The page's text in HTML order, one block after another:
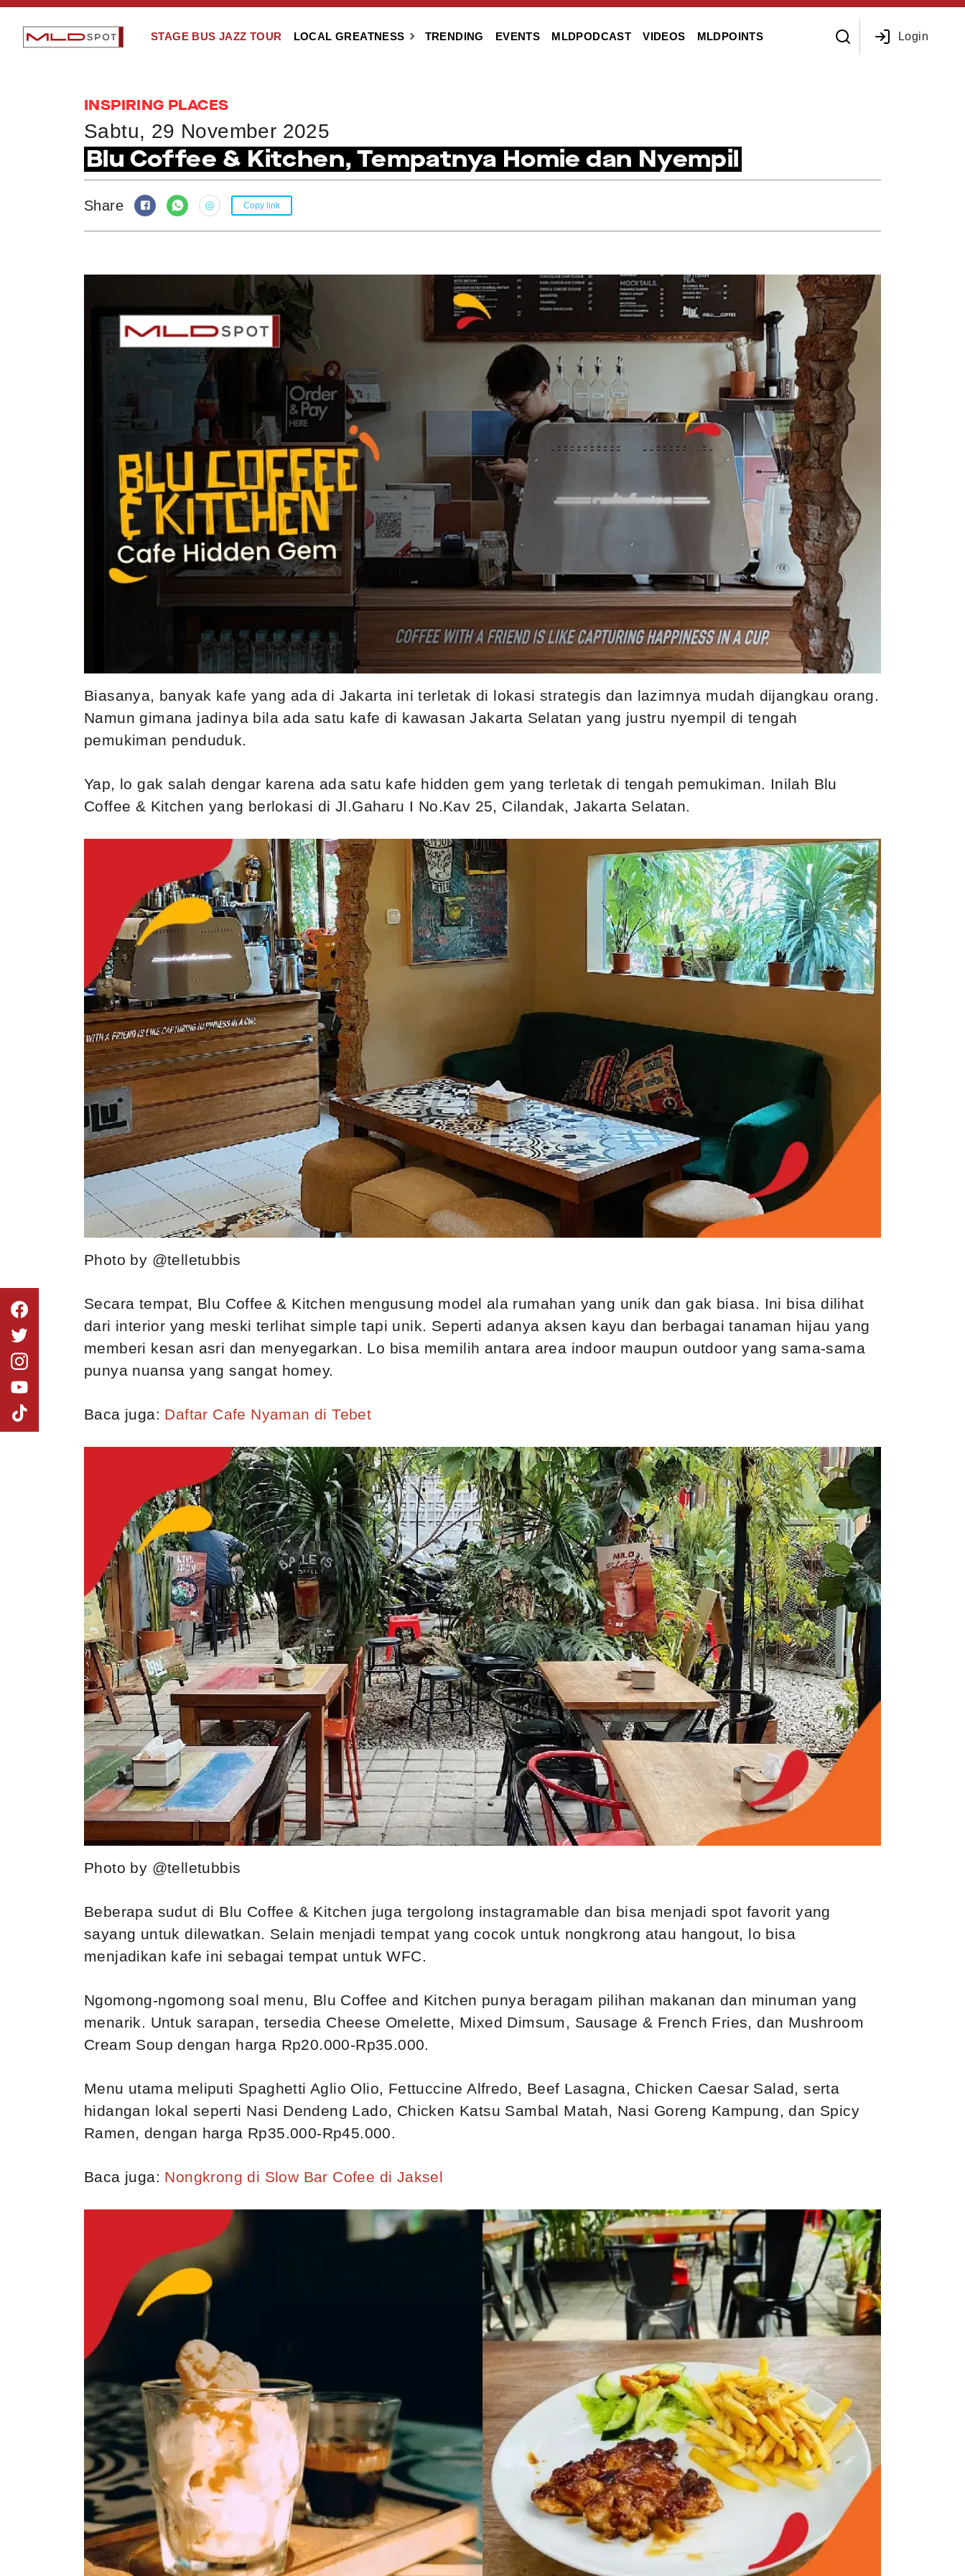
STAGE BUS JAZZ TOUR LOCAL GREATNESS TRENDING EVENTS MLDPODCAST VIDEOS MLDPOINTS Login
INSPIRING PLACES
Sabtu, 29 November 2025
Blu Coffee & Kitchen, Tempatnya Homie dan Nyempil
Share Copy link
Biasanya, banyak kafe yang ada di Jakarta ini terletak di lokasi strategis dan lazimnya mudah dijangkau orang.
Namun gimana jadinya bila ada satu kafe di kawasan Jakarta Selatan yang justru nyempil di tengah
pemukiman penduduk.
Yap, lo gak salah dengar karena ada satu kafe hidden gem yang terletak di tengah pemukiman. Inilah Blu
Coffee & Kitchen yang berlokasi di Jl.Gaharu I No.Kav 25, Cilandak, Jakarta Selatan.
Photo by @telletubbis
Secara tempat, Blu Coffee & Kitchen mengusung model ala rumahan yang unik dan gak biasa. Ini bisa dilihat
dari interior yang meski terlihat simple tapi unik. Seperti adanya aksen kayu dan berbagai tanaman hijau yang
memberi kesan asri dan menyegarkan. Lo bisa memilih antara area indoor maupun outdoor yang sama-sama
punya nuansa yang sangat homey.
Baca juga: Daftar Cafe Nyaman di Tebet
Photo by @telletubbis
Beberapa sudut di Blu Coffee & Kitchen juga tergolong instagramable dan bisa menjadi spot favorit yang
sayang untuk dilewatkan. Selain menjadi tempat yang cocok untuk nongkrong atau hangout, lo bisa
menjadikan kafe ini sebagai tempat untuk WFC.
Ngomong-ngomong soal menu, Blu Coffee and Kitchen punya beragam pilihan makanan dan minuman yang
menarik. Untuk sarapan, tersedia Cheese Omelette, Mixed Dimsum, Sausage & French Fries, dan Mushroom
Cream Soup dengan harga Rp20.000-Rp35.000.
Menu utama meliputi Spaghetti Aglio Olio, Fettuccine Alfredo, Beef Lasagna, Chicken Caesar Salad, serta
hidangan lokal seperti Nasi Dendeng Lado, Chicken Katsu Sambal Matah, Nasi Goreng Kampung, dan Spicy
Ramen, dengan harga Rp35.000-Rp45.000.
Baca juga: Nongkrong di Slow Bar Cofee di Jaksel